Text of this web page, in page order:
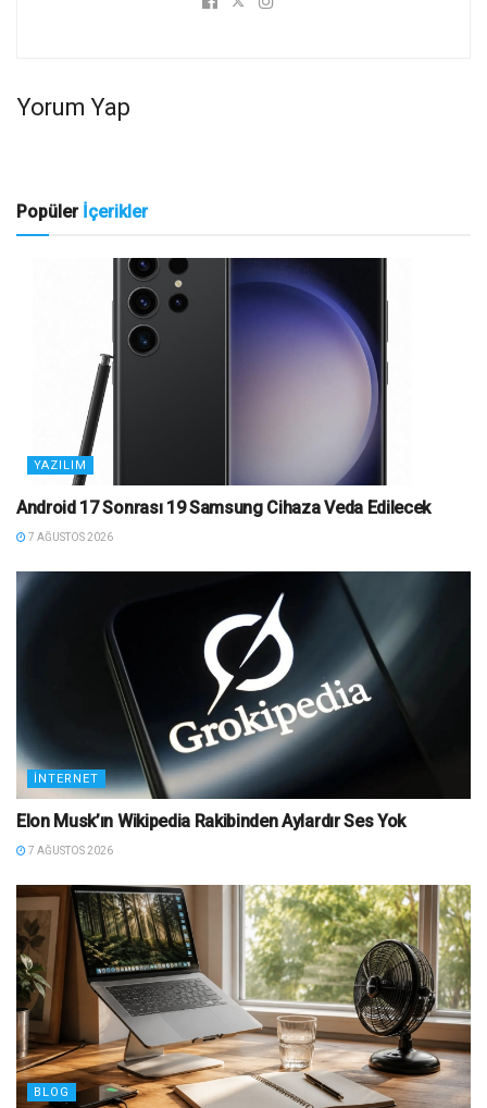
Yorum Yap
Popüler İçerikler
YAZILIM
Android 17 Sonrası 19 Samsung Cihaza Veda Edilecek
7 AĞUSTOS 2026
İNTERNET
Elon Musk’ın Wikipedia Rakibinden Aylardır Ses Yok
7 AĞUSTOS 2026
BLOG